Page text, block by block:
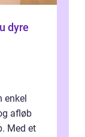
dyre
enkel
afløb
Med et